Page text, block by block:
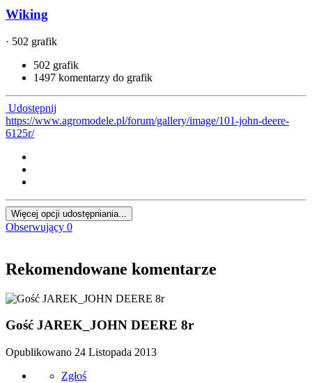
Wiking
· 502 grafik
502 grafik
1497 komentarzy do grafik
Udostępnij
https://www.agromodele.pl/forum/gallery/image/101-john-deere-
6125r/
Więcej opcji udostępniania...
Obserwujący 0
Rekomendowane komentarze
Gość JAREK_JOHN DEERE 8r
Opublikowano 24 Listopada 2013
Zgłoś